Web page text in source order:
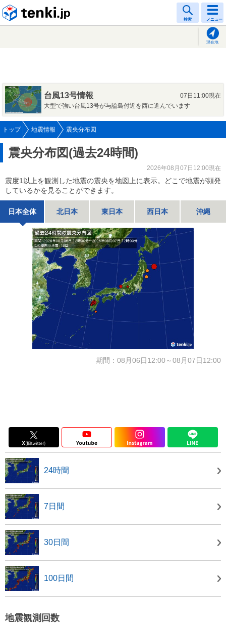
検索 メニュー
現在地
台風13号情報
07日11:00現在
大型で強い台風13号が与論島付近を西に進んでいます
トップ 地震情報 震央分布図
震央分布図(過去24時間)
2026年08月07日12:00現在
震度1以上を観測した地震の震央を地図上に表示。どこで地震が頻発
しているかを見ることができます。
日本全体 北日本 東日本 西日本 沖縄
期間：08月06日12:00～08月07日12:00
24時間
7日間
30日間
100日間
地震観測回数